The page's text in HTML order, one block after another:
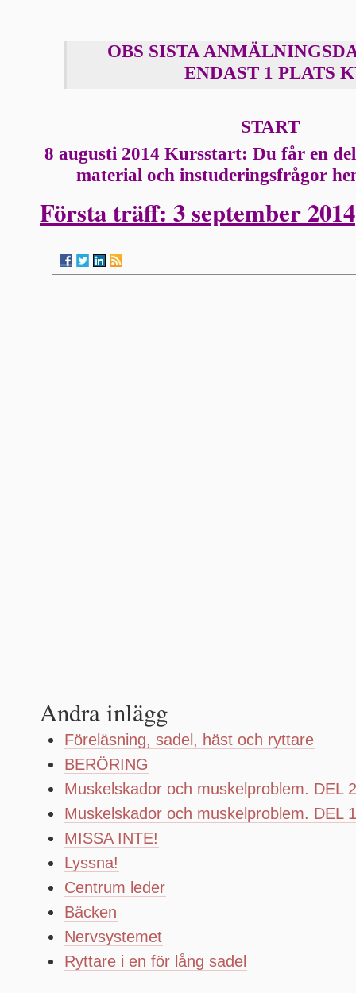
OBS SISTA
ENDAST 1 PLATS
START
8 augusti 2014 Kursstart: Du får en
material och instuderingsfrågor
Första träff: 3 september 2014
Andra inlägg
Föreläsning, sadel, häst och ryttare
BERÖRING
Muskelskador och muskelproblem. DEL 2
Muskelskador och muskelproblem. DEL 1
MISSA INTE!
Lyssna!
Centrum leder
Bäcken
Nervsystemet
Ryttare i en för lång sadel